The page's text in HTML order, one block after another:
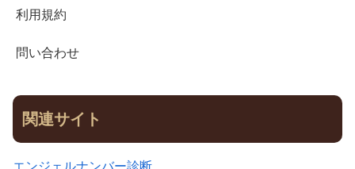
利用規約
問い合わせ
関連サイト
エンジェルナンバー診断